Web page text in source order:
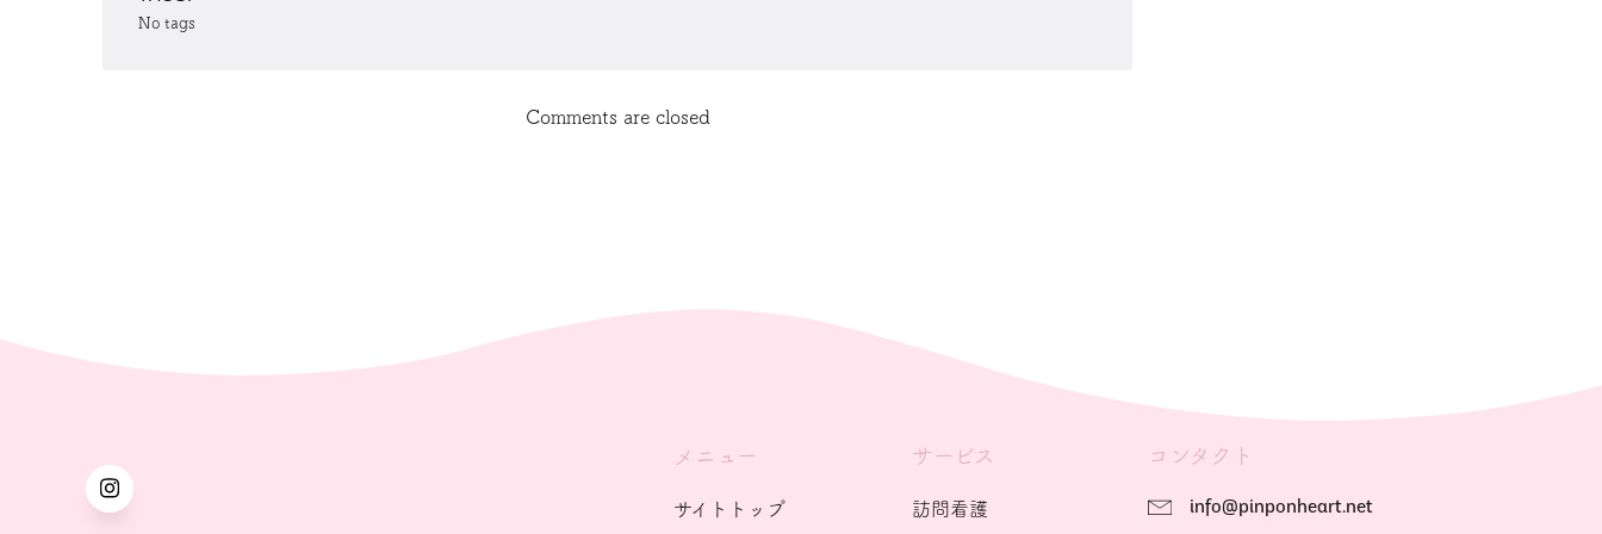
No tags
Comments are closed
メニュー
サイトトップ
サービス
訪問看護
コンタクト
info@pinponheart.net